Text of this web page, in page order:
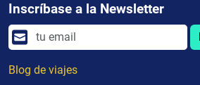
Inscríbase a la Newsletter
Blog de viajes